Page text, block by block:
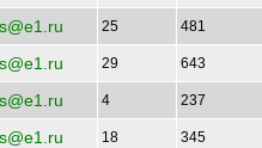
25 481
29 643
4 237
18 345